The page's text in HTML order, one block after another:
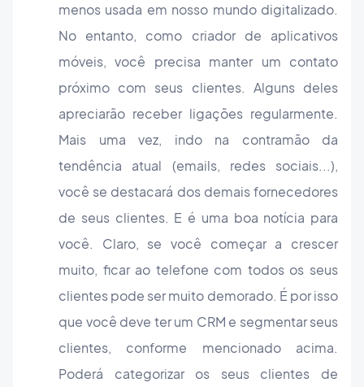
menos usada em nosso mundo digitalizado.
No entanto, como criador de aplicativos
móveis, você precisa manter um contato
próximo com seus clientes. Alguns deles
apreciarão receber ligações regularmente.
Mais uma vez, indo na contramão da
tendência atual (emails, redes sociais...),
você se destacará dos demais fornecedores
de seus clientes. E é uma boa notícia para
você. Claro, se você começar a crescer
muito, ficar ao telefone com todos os seus
clientes pode ser muito demorado. É por isso
que você deve ter um CRM e segmentar seus
clientes, conforme mencionado acima.
Poderá categorizar os seus clientes de